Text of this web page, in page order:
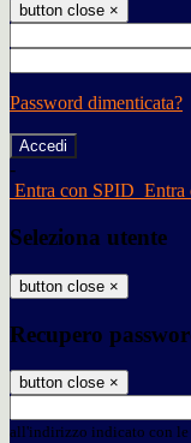
button close ×
Password dimenticata?
-
Entra con SPID Entra
Seleziona utente
button close ×
Recupero
button close ×
all'indirizzo indicato con le